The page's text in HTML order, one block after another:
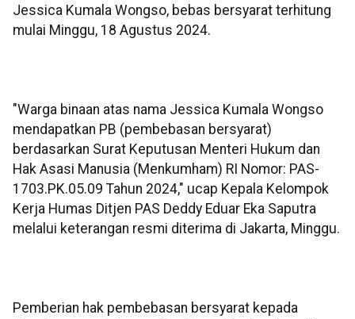
Jessica Kumala Wongso, bebas bersyarat terhitung
mulai Minggu, 18 Agustus 2024.
"Warga binaan atas nama Jessica Kumala Wongso
mendapatkan PB (pembebasan bersyarat)
berdasarkan Surat Keputusan Menteri Hukum dan
Hak Asasi Manusia (Menkumham) RI Nomor: PAS-
1703.PK.05.09 Tahun 2024," ucap Kepala Kelompok
Kerja Humas Ditjen PAS Deddy Eduar Eka Saputra
melalui keterangan resmi diterima di Jakarta, Minggu.
Pemberian hak pembebasan bersyarat kepada